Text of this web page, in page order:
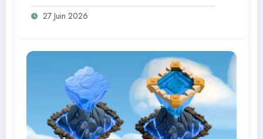
27 Juin 2026